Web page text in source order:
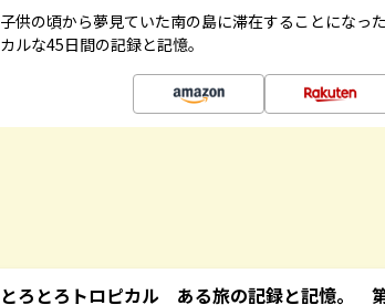
子供の頃から夢見ていた南の島に滞在することになっ
カルな45日間の記録と記憶。
とろとろトロピカル ある旅の記録と記憶。